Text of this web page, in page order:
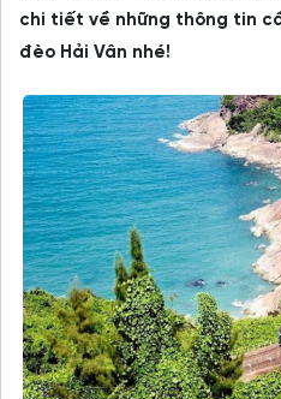
chi tiết về những thông tin
đèo Hải Vân nhé!